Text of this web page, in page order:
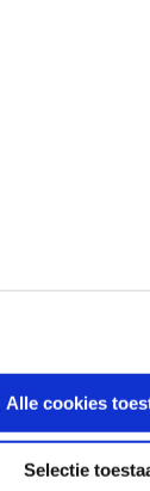
Alle cookies
Selectie
zorg
op: